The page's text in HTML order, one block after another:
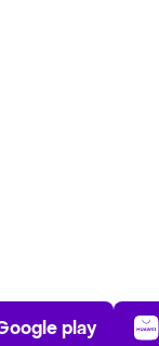
Play Store
play